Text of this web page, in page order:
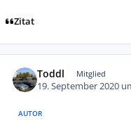
Zitat
Toddl Mitglied
19. September 2020
AUTOR